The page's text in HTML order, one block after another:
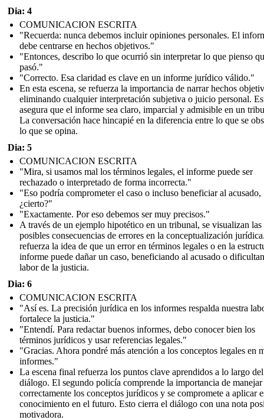
Dia: 4
COMUNICACION ESCRITA
"Recuerda: nunca debemos incluir opiniones personales. El
debe centrarse en hechos objetivos."
"Entonces, describo lo que ocurrió sin interpretar lo que pienso
pasó."
"Correcto. Esa claridad es clave en un informe jurídico válido."
En esta escena, se refuerza la importancia de narrar hechos
eliminando cualquier interpretación subjetiva o juicio personal.
asegura que el informe sea claro, imparcial y admisible en un
La conversación hace hincapié en la diferencia entre lo que se
lo que se opina.
Dia: 5
COMUNICACION ESCRITA
"Mira, si usamos mal los términos legales, el informe puede ser
rechazado o interpretado de forma incorrecta."
"Eso podría comprometer el caso o incluso beneficiar al acusado,
¿cierto?"
"Exactamente. Por eso debemos ser muy precisos."
A través de un ejemplo hipotético en un tribunal, se visualizan las
posibles consecuencias de errores en la conceptualización
refuerza la idea de que un error en términos legales o en la
informe puede dañar un caso, beneficiando al acusado o
labor de la justicia.
Dia: 6
COMUNICACION ESCRITA
"Así es. La precisión jurídica en los informes respalda nuestra
fortalece la justicia."
"Entendí. Para redactar buenos informes, debo conocer bien los
términos jurídicos y usar referencias legales."
"Gracias. Ahora pondré más atención a los conceptos legales en
informes."
La escena final refuerza los puntos clave aprendidos a lo largo del
diálogo. El segundo policía comprende la importancia de manejar
correctamente los conceptos jurídicos y se compromete a aplicar
conocimiento en el futuro. Esto cierra el diálogo con una nota
motivadora.